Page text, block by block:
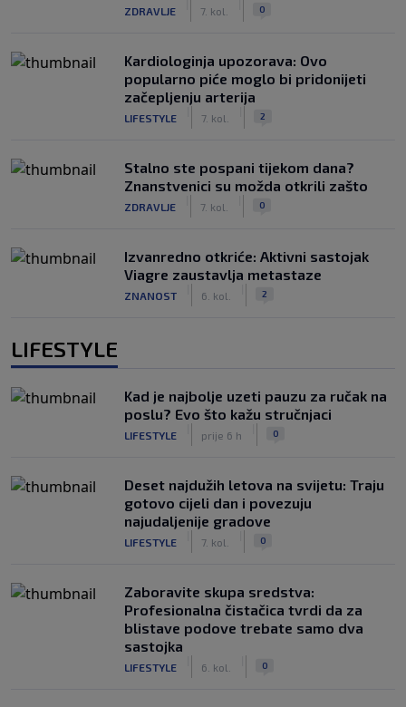
ZDRAVLJE 7. kol. 0
Kardiologinja upozorava: Ovo
popularno piće moglo bi pridonijeti
začepljenju arterija
LIFESTYLE 7. kol. 2
Stalno ste pospani tijekom dana?
Znanstvenici su možda otkrili zašto
ZDRAVLJE 7. kol. 0
Izvanredno otkriće: Aktivni sastojak
Viagre zaustavlja metastaze
ZNANOST 6. kol. 2
LIFESTYLE
Kad je najbolje uzeti pauzu za ručak na
poslu? Evo što kažu stručnjaci
LIFESTYLE prije 6 h 0
Deset najdužih letova na svijetu: Traju
gotovo cijeli dan i povezuju
najudaljenije gradove
LIFESTYLE 7. kol. 0
Zaboravite skupa sredstva:
Profesionalna čistačica tvrdi da za
blistave podove trebate samo dva
sastojka
LIFESTYLE 6. kol. 0